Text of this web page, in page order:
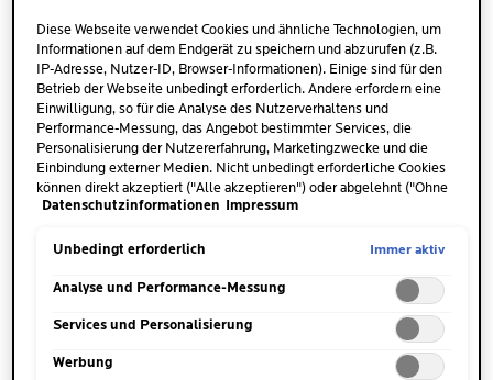
ANTHELIOS
HYDRATISIERENDE
UVMUNE 400 LSF 50+
gegen tiefe Zellschäden.
ANTHELIOS
INVISIBLE FLUID GETÖNT
5Sehr hoher UVA- und UVB-
Schutz.
Diese Webseite verwendet Cookies und ähnliche Technologien, um
Informationen auf dem Endgerät zu speichern und abzurufen (z.B.
IP-Adresse, Nutzer-ID, Browser-Informationen). Einige sind für den
Betrieb der Webseite unbedingt erforderlich. Andere erfordern eine
Einwilligung, so für die Analyse des Nutzerverhaltens und
Performance-Messung, das Angebot bestimmter Services, die
Personalisierung der Nutzererfahrung, Marketingzwecke und die
Einbindung externer Medien. Nicht unbedingt erforderliche Cookies
können direkt akzeptiert ("Alle akzeptieren") oder abgelehnt ("Ohne
Einwilligung fortfahren") werden. Individuelle Anpassungen der
speichern"). Die Auswahl kann jederzeit unter dem Link "Cookie-
unsere Datenschutzinformationen.
Datenschutzinformationen Impressum
Unbedingt erforderlich Immer aktiv
Analyse und Performance-Messung
Services und Personalisierung
Werbung